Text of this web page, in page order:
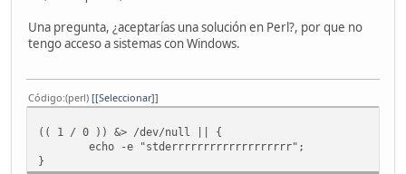
Una pregunta, ¿aceptarías una solución en Perl?, por que no
tengo acceso a sistemas con Windows.
Código (perl) [Seleccionar]
(( 1 / 0 )) &> /dev/null || {
echo -e "stderrrrrrrrrrrrrrrrrrr";
}